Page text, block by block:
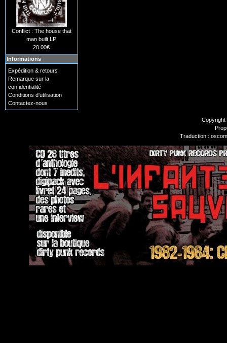
Conflict : The house that
man built LP
20.00€
Informations
Expédition & retours
Remarque sur la
confidentialité
Conditions d'utilisation
Contactez-nous
Traduction :